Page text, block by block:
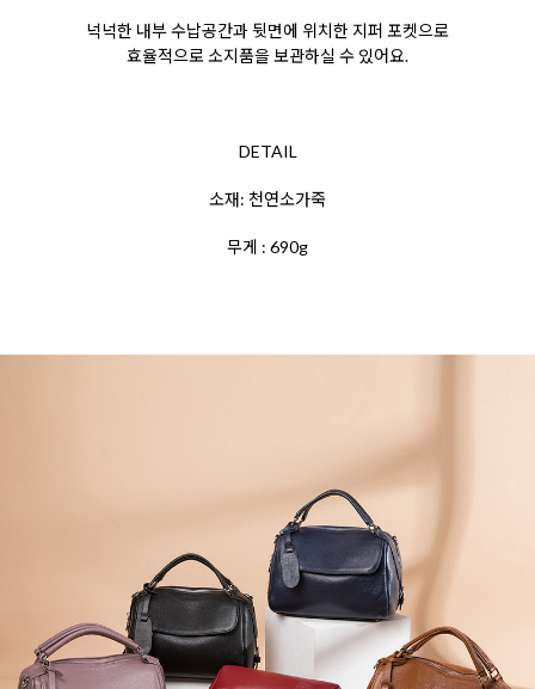
넉넉한 내부 수납공간과 뒷면에 위치한 지퍼 포켓으로
효율적으로소지품을 보관하실 수 있어요.
DETAIL
소재: 천연소가죽
무게 : 690g